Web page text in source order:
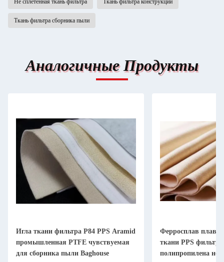
Не сплетенная ткань фильтра Ткань фильтра конструкции
Ткань фильтра сборника пыли
Аналогичные Продукты
Игла ткани фильтра P84 PPS Aramid
промышленная PTFE чувствуемая
для сборника пыли Baghouse
Ферросплав
ткани PPS
полипропилена не